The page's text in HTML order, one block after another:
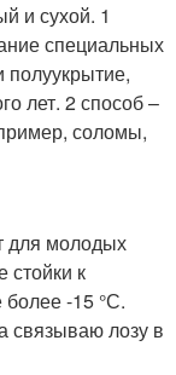
и сухой. 1
специальных
полуукрытие,
лет. 2 способ –
соломы,
для молодых
стойки к
-15 °С.
связываю лозу в